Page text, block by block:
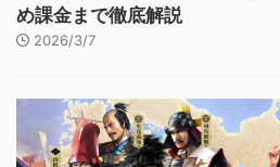
め課金まで徹底解説
2026/3/7